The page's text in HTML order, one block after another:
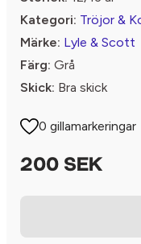
Kategori: Tröjor &
Märke: Lyle & Scott
Färg: Grå
Skick: Bra skick
0 gillamarkeringar
200 SEK